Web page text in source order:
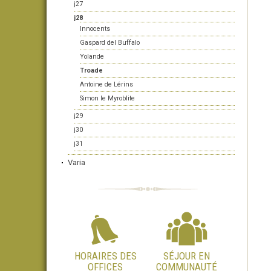
j27
j28
Innocents
Gaspard del Buffalo
Yolande
Troade
Antoine de Lérins
Simon le Myroblite
j29
j30
j31
Varia
HORAIRES DES
OFFICES
SÉJOUR EN
COMMUNAUTÉ